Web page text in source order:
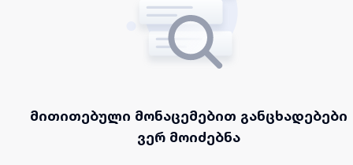
მითითებული მონაცემებით განცხადებები
ვერ მოიძებნა